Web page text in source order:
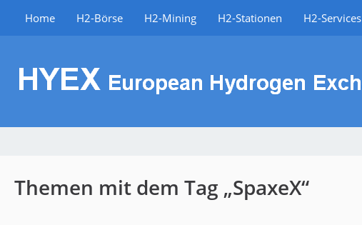
Home H2-Börse H2-Mining H2-Stationen H2-Services
Themen mit dem Tag „SpaxeX“